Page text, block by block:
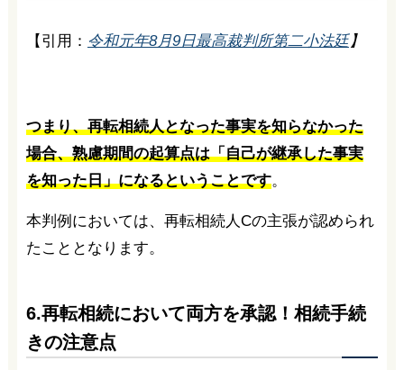
【引用： 令和元年8月9日最高裁判所第二小法廷】
つまり、再転相続人となった事実を知らなかった
場合、熟慮期間の起算点は「自己が継承した事実
を知った日」になるということです。
本判例においては、再転相続人Cの主張が認められ
たこととなります。
6.再転相続において両方を承認！相続手続
きの注意点